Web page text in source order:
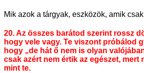
Mik azok a tárgyak, eszközök, amik
20. Az összes barátod szerint rossz
hogy vele vagy. Te viszont próbálod
hogy „de hát ő nem is olyan
csak azért nem értik az egészet, mert
mint te.